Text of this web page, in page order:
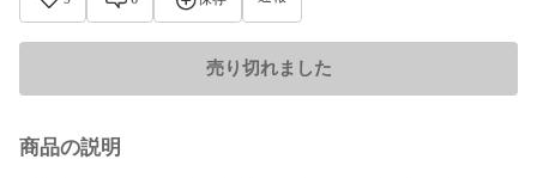
売り切れました
商品の説明